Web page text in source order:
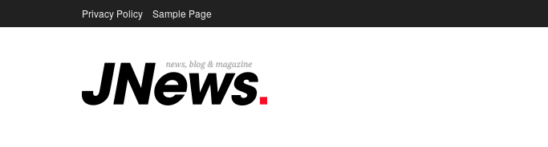
Privacy Policy Sample Page